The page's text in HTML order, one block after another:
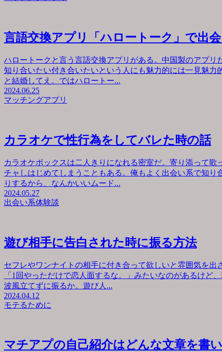
言語交換アプリ「ハロートーク」で出
ハロートークと言う言語交換アプリがある。中国製のアプ
知り合いたい付き合いたいという人にも魅力的には一見魅
と結婚してえ。ではハロートー...
2024.06.25
マッチングアプリ
カラオケで性行為をしてバレた時の話
カラオケボックスは二人きりになれる密室だ。寄り添って
チャしはじめてしまうこともある。俺もよく出会い系で知
りするから、なんかいいムード...
2024.05.27
出会い系体験談
遊び相手に告白された時に振る方法
セフレやワンナイトの相手に付き合って欲しいと雰囲気を出
「1回やっただけで恋人面するな。」みたいなのがあるけど
波風立てずに振るか。遊び人...
2024.04.12
モテるために
マチアプの自己紹介はどんな文章を書